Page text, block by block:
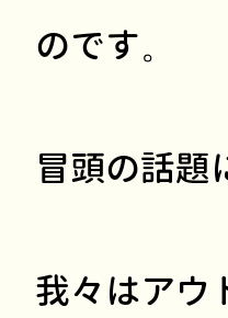
のです。
冒頭の話題
我々はアウ